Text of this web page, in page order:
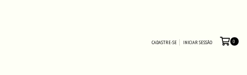
CADASTRE-SE INICIAR SESSÃO 0